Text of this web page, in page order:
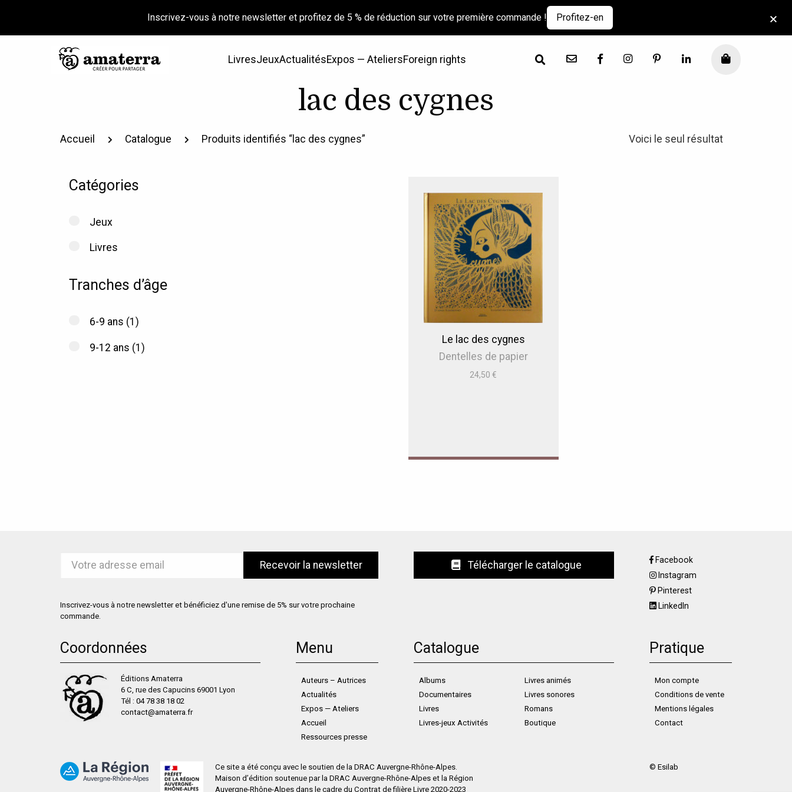
LivresJeuxActualitésExpos — AteliersForeign rights ContactFacebookInstagramPinterestLinkedInMon panier
lac des cygnes
Accueil Catalogue Produits identifiés “lac des cygnes” Voici le seul résultat
Catégories
Jeux
Livres
Tranches d’âge
6-9 ans (1)
9-12 ans (1)
Le lac des cygnes
Dentelles de papier
24,50€
Inscrivez-vous à notre newsletter et bénéficiez d'une remise de 5% sur votre prochaine
commande.
Télécharger le catalogue
Facebook
Instagram
Pinterest
LinkedIn
Coordonnées
Éditions Amaterra
6 C, rue des Capucins 69001 Lyon
Tél : 04 78 38 18 02
contact@amaterra.fr
Menu
Auteurs – Autrices
Actualités
Expos — Ateliers
Accueil
Ressources presse
Catalogue
Albums
Documentaires
Livres
Livres-jeux Activités
Livres animés
Livres sonores
Romans
Boutique
Pratique
Mon compte
Conditions de vente
Mentions légales
Contact
Ce site a été conçu avec le soutien de la DRAC Auvergne-Rhône-Alpes.
Maison d’édition soutenue par la DRAC Auvergne-Rhône-Alpes et la Région
Auvergne-Rhône-Alpes dans le cadre du Contrat de filière Livre 2020-2023
© Esilab
Inscrivez-vous à notre newsletter et profitez de 5 % de réduction sur votre première commande ! Profitez-en